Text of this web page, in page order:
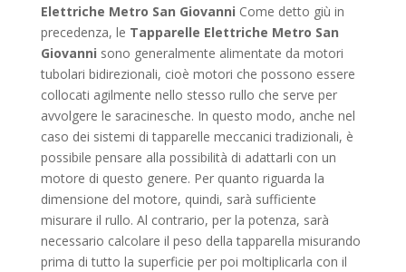
Elettriche Metro San Giovanni Come detto giù in
precedenza, le Tapparelle Elettriche Metro San
Giovanni sono generalmente alimentate da motori
tubolari bidirezionali, cioè motori che possono essere
collocati agilmente nello stesso rullo che serve per
avvolgere le saracinesche. In questo modo, anche nel
caso dei sistemi di tapparelle meccanici tradizionali, è
possibile pensare alla possibilità di adattarli con un
motore di questo genere. Per quanto riguarda la
dimensione del motore, quindi, sarà sufficiente
misurare il rullo. Al contrario, per la potenza, sarà
necessario calcolare il peso della tapparella misurando
prima di tutto la superficie per poi moltiplicarla con il